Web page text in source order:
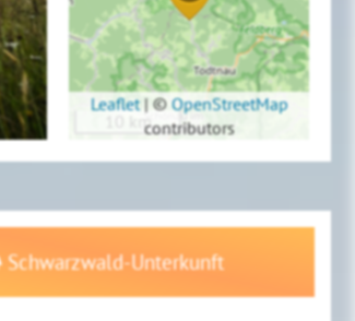
10 km
Leaflet |©OpenStreetMap
contributors
Schwarzwald-Unterkunft